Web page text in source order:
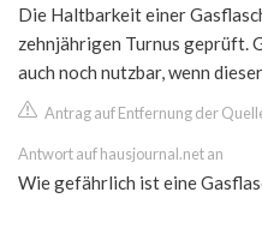
Die Haltbarkeit einer
zehnjährigen Turnus geprüft.
auch noch nutzbar, wenn
Antrag auf Entfernung der
Antwort auf hausjournal.net an
Wie gefährlich ist eine